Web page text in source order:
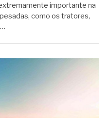
importante na
como os tratores,